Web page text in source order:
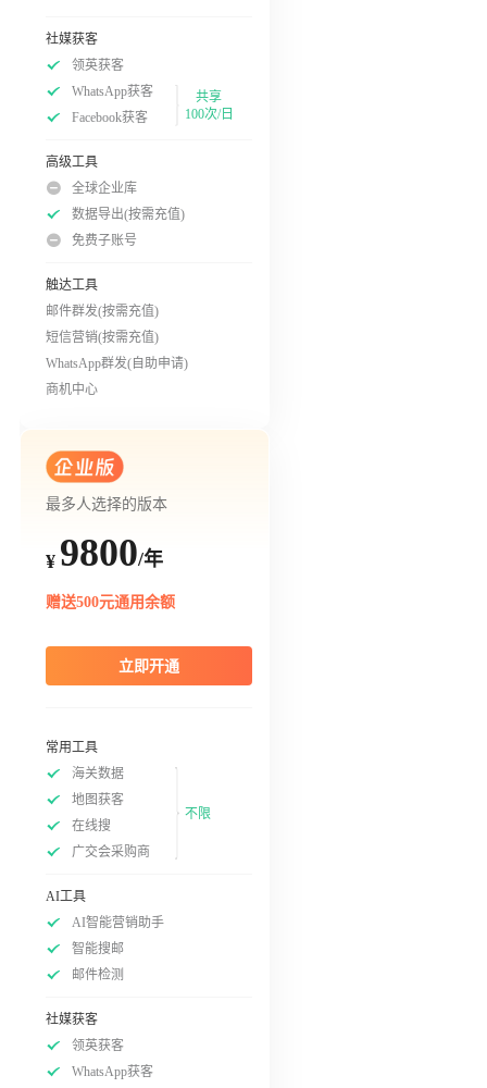
社媒获客
领英获客
WhatsApp获客
Facebook获客
共享
100次/日
高级工具
全球企业库
数据导出(按需充值)
免费子账号
触达工具
邮件群发(按需充值)
短信营销(按需充值)
WhatsApp群发(自助申请)
商机中心
最多人选择的版本
¥ 9800/年
赠送500元通用余额
立即开通
常用工具
海关数据
地图获客
在线搜
广交会采购商
不限
AI工具
AI智能营销助手
智能搜邮
邮件检测
社媒获客
领英获客
WhatsApp获客